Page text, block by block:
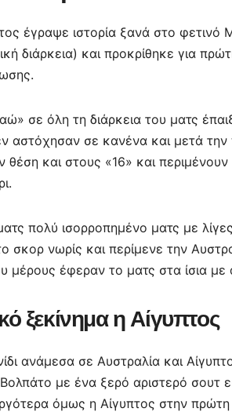
er
έγραψε ιστορία ξανά στο φετινό
διάρκεια) και προκρίθηκε για
σε όλη τη διάρκεια του ματς
αστόχησαν σε κανένα και μετά
θέση και στους «16» και
πολύ ισορροπημένο ματς με
σκορ νωρίς και περίμενε την
μέρους έφεραν το ματς στα ίσια με
ξεκίνημα η Αίγυπτος
ανάμεσα σε Αυστραλία και
με ένα ξερό αριστερό σουτ
όμως η Αίγυπτος στην